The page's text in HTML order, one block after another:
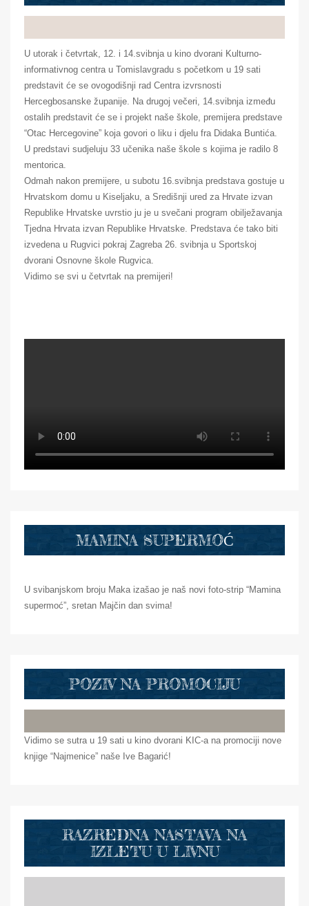
U utorak i četvrtak, 12. i 14.svibnja u kino dvorani Kulturno-
informativnog centra u Tomislavgradu s početkom u 19 sati
predstavit će se ovogodišnji rad Centra izvrsnosti
Hercegbosanske županije. Na drugoj večeri, 14.svibnja između
ostalih predstavit će se i projekt naše škole, premijera predstave
“Otac Hercegovine” koja govori o liku i djelu fra Didaka Buntića.
U predstavi sudjeluju 33 učenika naše škole s kojima je radilo 8
mentorica.
Odmah nakon premijere, u subotu 16.svibnja predstava gostuje u
Hrvatskom domu u Kiseljaku, a Središnji ured za Hrvate izvan
Republike Hrvatske uvrstio ju je u svečani program obilježavanja
Tjedna Hrvata izvan Republike Hrvatske. Predstava će tako biti
izvedena u Rugvici pokraj Zagreba 26. svibnja u Sportskoj
dvorani Osnovne škole Rugvica.
Vidimo se svi u četvrtak na premijeri!
MAMINA SUPERMOĆ
U svibanjskom broju Maka izašao je naš novi foto-strip “Mamina
supermoć”, sretan Majčin dan svima!
POZIV NA PROMOCIJU
Vidimo se sutra u 19 sati u kino dvorani KIC-a na promociji nove
knjige “Najmenice” naše Ive Bagarić!
RAZREDNA NASTAVA NA
IZLETU U LIVNU